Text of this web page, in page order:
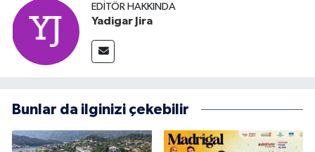
EDITÖR HAKKINDA
Yadigar Jira
Bunlar da ilginizi çekebilir